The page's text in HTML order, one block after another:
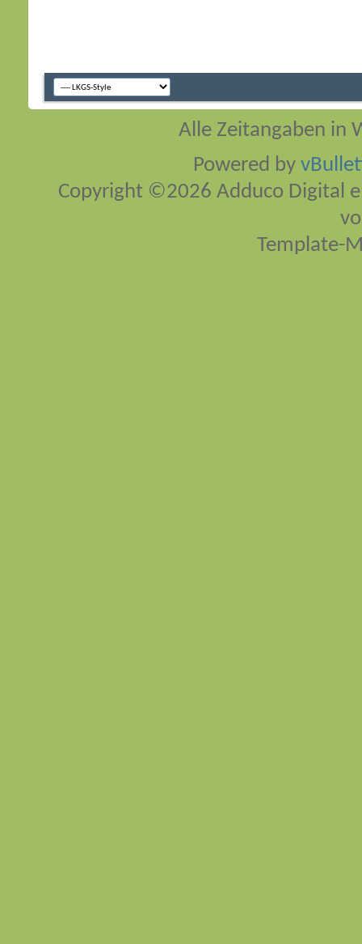
Alle Zeitangaben in
Powered by
Copyright ©2026 Adduco Digital
Template-